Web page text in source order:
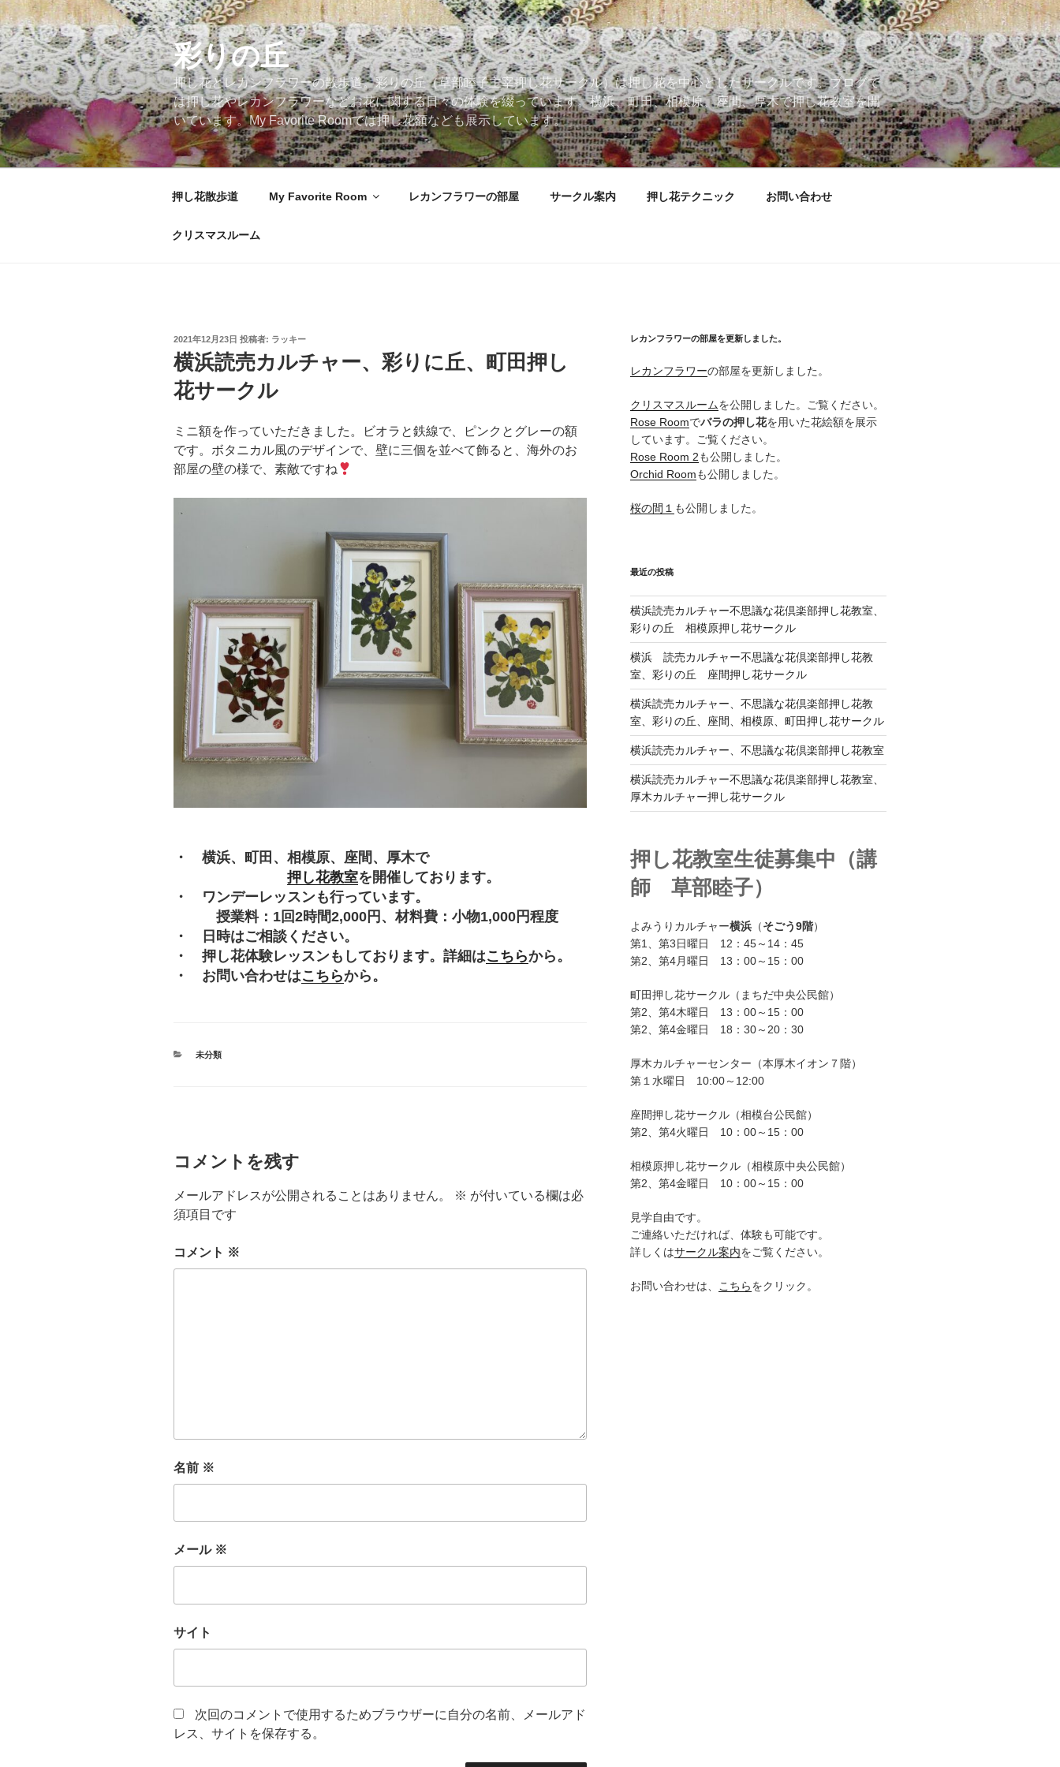
コ
ン
テ
ン
ツ
へ
ス
キ
ッ
彩りの丘
押し花とレカンフラワーの散歩道。彩りの丘（草部睦子主宰押し花サークル）は押し花を中心としたサークルです。ブログで
は押し花やレカンフラワーなどお花に関する日々の体験を綴っています。横浜、町田、相模原、座間、厚木で押し花教室を開
いています。My Favorite Roomでは押し花額なども展示しています。
押し花散歩道 My Favorite Room レカンフラワーの部屋 サークル案内 押し花テクニック お問い合わせ
クリスマスルーム
投
稿
日:
2021年12月23日 投稿者: ラッキー
横浜読売カルチャー、彩りに丘、町田押し
花サークル
ミニ額を作っていただきました。ビオラと鉄線で、ピンクとグレーの額
です。ボタニカル風のデザインで、壁に三個を並べて飾ると、海外のお
部屋の壁の様で、素敵ですね
・ 横浜、町田、相模原、座間、厚木で
押し花教室を開催しております。
・ ワンデーレッスンも行っています。
授業料：1回2時間2,000円、材料費：小物1,000円程度
・ 日時はご相談ください。
・ 押し花体験レッスンもしております。詳細はこちらから。
・ お問い合わせはこちらから。
カ
未分類
コメントを残す
メールアドレスが公開されることはありません。 ※ が付いている欄は必
須項目です
コメント ※
名前 ※
メール ※
サイト
次回のコメントで使用するためブラウザーに自分の名前、メールアド
レス、サイトを保存する。
レカンフラワーの部屋を更新しました。
レカンフラワーの部屋を更新しました。
クリスマスルームを公開しました。ご覧ください。
Rose Roomでバラの押し花を用いた花絵額を展示
しています。ご覧ください。
Rose Room 2も公開しました。
Orchid Roomも公開しました。
桜の間１ も公開しました。
最近の投稿
横浜読売カルチャー不思議な花倶楽部押し花教室、
彩りの丘 相模原押し花サークル
横浜 読売カルチャー不思議な花倶楽部押し花教
室、彩りの丘 座間押し花サークル
横浜読売カルチャー、不思議な花倶楽部押し花教
室、彩りの丘、座間、相模原、町田押し花サークル
横浜読売カルチャー、不思議な花倶楽部押し花教室
横浜読売カルチャー不思議な花倶楽部押し花教室、
厚木カルチャー押し花サークル
押し花教室生徒募集中（講
師 草部睦子）
よみうりカルチャー横浜（そごう9階）
第1、第3日曜日 12：45～14：45
第2、第4月曜日 13：00～15：00
町田押し花サークル（まちだ中央公民館）
第2、第4木曜日 13：00～15：00
第2、第4金曜日 18：30～20：30
厚木カルチャーセンター（本厚木イオン７階）
第１水曜日 10:00～12:00
座間押し花サークル（相模台公民館）
第2、第4火曜日 10：00～15：00
相模原押し花サークル（相模原中央公民館）
第2、第4金曜日 10：00～15：00
見学自由です。
ご連絡いただければ、体験も可能です。
詳しくはサークル案内をご覧ください。
お問い合わせは、 こちらをクリック。